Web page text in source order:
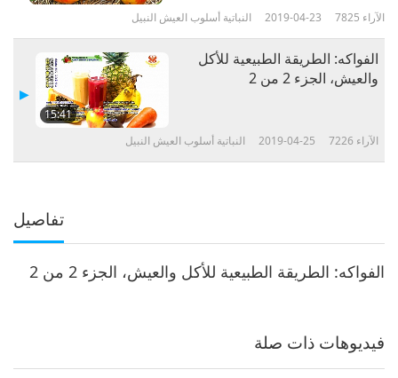
النباتية أسلوب العيش النبيل 2019-04-23 7825 الآراء
15:41
الفواكه: الطريقة الطبيعية للأكل
والعيش، الجزء 2 من 2
النباتية أسلوب العيش النبيل 2019-04-25 7226 الآراء
تفاصيل
الفواكه: الطريقة الطبيعية للأكل والعيش، الجزء 2 من 2
فيديوهات ذات صلة